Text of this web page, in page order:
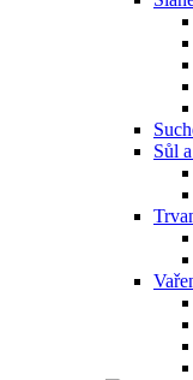
Sůl